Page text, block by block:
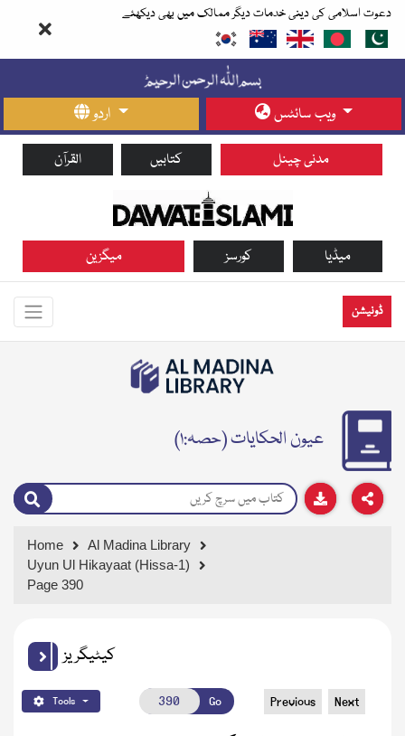
دعوت اسلامی کی دینی خدمات دیگر ممالک میں بھی دیکھئے
اردو ویب سائٹس
القرآن کتابیں مدنی چینل
میگزین کورسز میڈیا
ڈونیشن
عیون الحکایات (حصہ:۱)
Home
Al Madina Library
Uyun Ul Hikayaat (Hissa-1)
Page 390
کیٹیگریز
Tools Go Previous Next